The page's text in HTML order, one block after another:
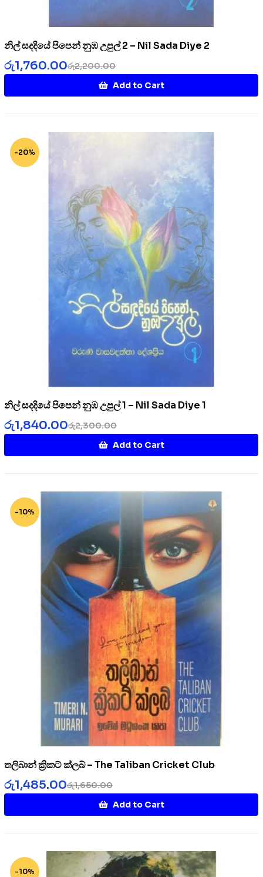
නිල් සදදියේ පිපෙන් නුඹ උපුල් 2 – Nil Sada Diye 2
රු2,200.00
රු1,760.00
Add to Cart
-20%
නිල් සදදියේ පිපෙන් නුඹ උපුල් 1 – Nil Sada Diye 1
රු2,300.00
රු1,840.00
Add to Cart
-10%
තලිබාන් ක්‍රිකට් ක්ලබ් – The Taliban Cricket Club
රු1,650.00
රු1,485.00
Add to Cart
-10%